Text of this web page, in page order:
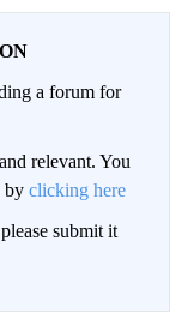
a forum for
relevant. You
by clicking here
submit it